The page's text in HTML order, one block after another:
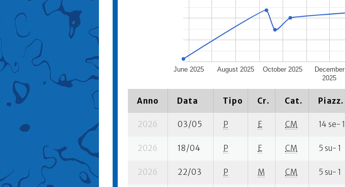
June 2025 August 2025 October 2025
December
2025
Anno Data Tipo Cr. Cat. Piazz.
2026 03/05 P E CM 14 se- 1
2026 18/04 P E CM 5 su- 1
2026 22/03 P M CM 5 su- 1